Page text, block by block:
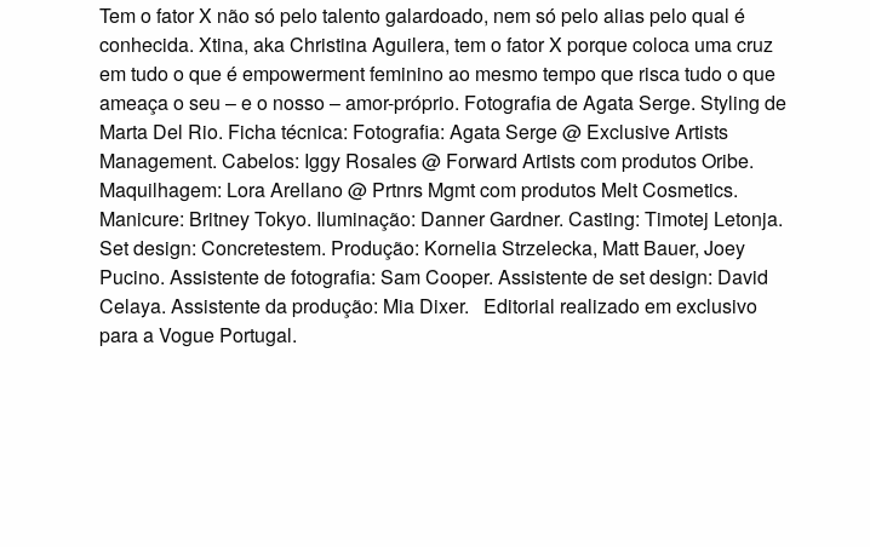
Tem o fator X não só pelo talento galardoado, nem só pelo alias pelo qual é
conhecida. Xtina, aka Christina Aguilera, tem o fator X porque coloca uma cruz
em tudo o que é empowerment feminino ao mesmo tempo que risca tudo o que
ameaça o seu – e o nosso – amor-próprio. Fotografia de Agata Serge. Styling de
Marta Del Rio. Ficha técnica: Fotografia: Agata Serge @ Exclusive Artists
Management. Cabelos: Iggy Rosales @ Forward Artists com produtos Oribe.
Maquilhagem: Lora Arellano @ Prtnrs Mgmt com produtos Melt Cosmetics.
Manicure: Britney Tokyo. Iluminação: Danner Gardner. Casting: Timotej Letonja.
Set design: Concretestem. Produção: Kornelia Strzelecka, Matt Bauer, Joey
Pucino. Assistente de fotografia: Sam Cooper. Assistente de set design: David
Celaya. Assistente da produção: Mia Dixer. Editorial realizado em exclusivo
para a Vogue Portugal.